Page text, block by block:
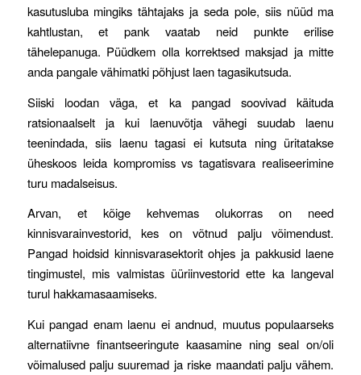
kasutusluba mingiks tähtajaks ja seda pole, siis nüüd ma
kahtlustan, et pank vaatab neid punkte erilise
tähelepanuga. Püüdkem olla korrektsed maksjad ja mitte
anda pangale vähimatki põhjust laen tagasikutsuda.
Siiski loodan väga, et ka pangad soovivad käituda
ratsionaalselt ja kui laenuvõtja vähegi suudab laenu
teenindada, siis laenu tagasi ei kutsuta ning üritatakse
üheskoos leida kompromiss vs tagatisvara realiseerimine
turu madalseisus.
Arvan, et kõige kehvemas olukorras on need
kinnisvarainvestorid, kes on võtnud palju võimendust.
Pangad hoidsid kinnisvarasektorit ohjes ja pakkusid laene
tingimustel, mis valmistas üüriinvestorid ette ka langeval
turul hakkamasaamiseks.
Kui pangad enam laenu ei andnud, muutus populaarseks
alternatiivne finantseeringute kaasamine ning seal on/oli
võimalused palju suuremad ja riske maandati palju vähem.